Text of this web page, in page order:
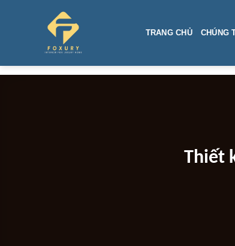
TRANG CHỦ CHÚNG
Thiết